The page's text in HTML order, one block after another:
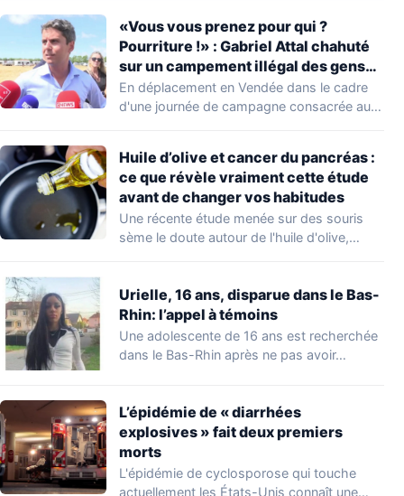
«Vous vous prenez pour qui ?
Pourriture !» : Gabriel Attal chahuté
sur un campement illégal des gens
du voyage
En déplacement en Vendée dans le cadre
d'une journée de campagne consacrée aux
Huile d’olive et cancer du pancréas :
ce que révèle vraiment cette étude
avant de changer vos habitudes
Une récente étude menée sur des souris
sème le doute autour de l'huile d'olive,…
Urielle, 16 ans, disparue dans le Bas-
Rhin: l’appel à témoins
Une adolescente de 16 ans est recherchée
dans le Bas-Rhin après ne pas avoir…
L’épidémie de « diarrhées
explosives » fait deux premiers
morts
L'épidémie de cyclosporose qui touche
actuellement les États-Unis connaît une